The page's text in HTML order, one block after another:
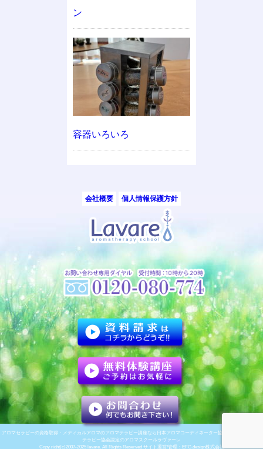
ン
容器いろいろ
会社概要 個人情報保護方針
アロマセラピーの資格取得・メディカルアロマのアロマテラピー講座なら日本アロマコーディネーター協会/ナード・アロマ
テラピー協会認定のアロマスクールラヴァーレ
Copy right(c)2007-2025 lavare. All Rights Reserved サイト運営/管理： EFG.design株式会社